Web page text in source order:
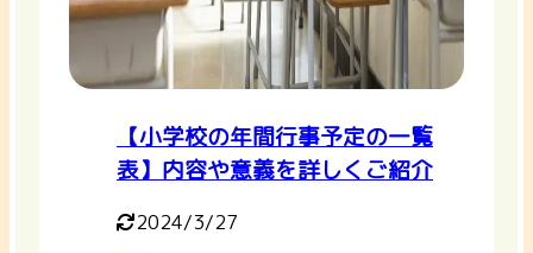
【小学校の年間行事予定の一覧
表】内容や意義を詳しくご紹介
2024/3/27